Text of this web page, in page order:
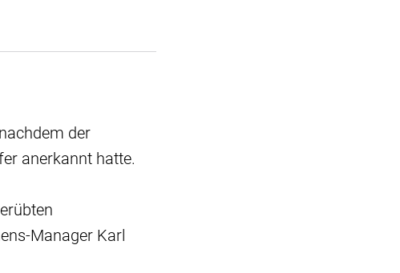
der
anerkannt hatte.
Manager Karl